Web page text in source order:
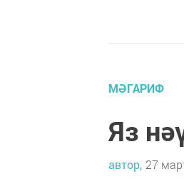
МӘГАРИФ
Яз
автор, 27